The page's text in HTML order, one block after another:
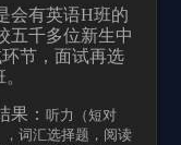
会有英语H班的
五千多位新生中
节，面试再选
果： 听力（短对
词汇选择题，阅读